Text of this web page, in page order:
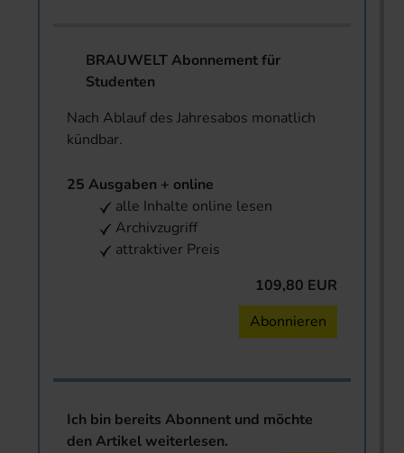
BRAUWELT Abonnement für
Studenten
Nach Ablauf des Jahresabos monatlich
kündbar.
25 Ausgaben + online
alle Inhalte online lesen
Archivzugriff
attraktiver Preis
109,80 EUR
Abonnieren
Ich bin bereits Abonnent und möchte
den Artikel weiterlesen.